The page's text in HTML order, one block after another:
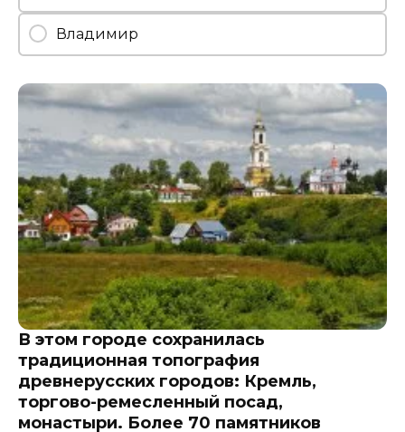
Владимир
В этом городе сохранилась
традиционная топография
древнерусских городов: Кремль,
торгово-ремесленный посад,
монастыри. Более 70 памятников